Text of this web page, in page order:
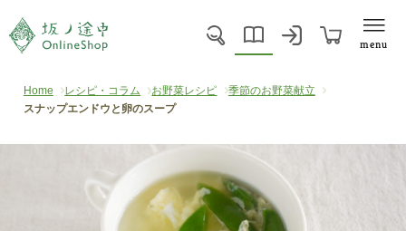
menu
Home レシピ・コラム お野菜レシピ
季節のお野菜献立
スナップエンドウと卵のスープ